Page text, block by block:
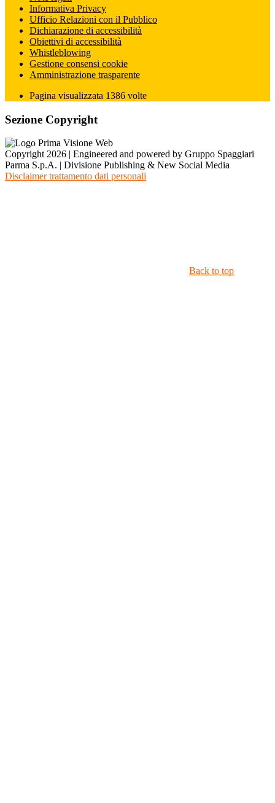
Informativa Privacy
Ufficio Relazioni con il Pubblico
Dichiarazione di accessibilità
Obiettivi di accessibilità
Whistleblowing
Gestione consensi cookie
Amministrazione trasparente
Pagina visualizzata 1386 volte
Sezione Copyright
Copyright 2026 | Engineered and powered by Gruppo Spaggiari
Parma S.p.A. | Divisione Publishing & New Social Media
Disclaimer trattamento dati personali
Back to top